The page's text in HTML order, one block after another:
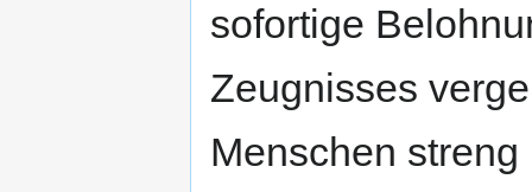
sofortige
Zeugnisses
Menschen